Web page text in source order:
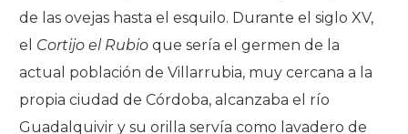
de las ovejas hasta el esquilo. Durante el siglo XV,
el Cortijo el Rubio que sería el germen de la
actual población de Villarrubia, muy cercana a la
propia ciudad de Córdoba, alcanzaba el río
Guadalquivir y su orilla servía como lavadero de